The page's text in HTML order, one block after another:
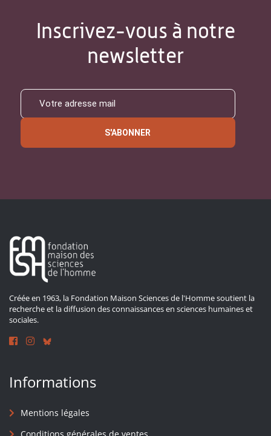
Inscrivez-vous à notre
newsletter
S'ABONNER
Créée en 1963, la Fondation Maison Sciences de l'Homme soutient la
recherche et la diffusion des connaissances en sciences humaines et
sociales.
Informations
Mentions légales